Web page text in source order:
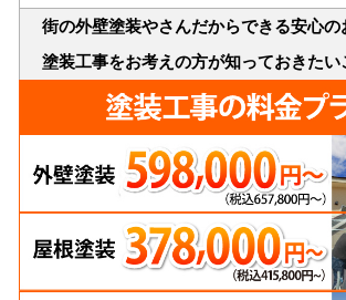
街の外壁塗装やさんだからできる安心の
塗装工事をお考えの方が知っておきたい